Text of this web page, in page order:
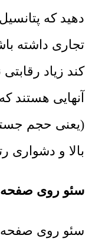
دهید که
تجاری داشته
کند زیاد
آنهایی هستند
(یعنی حجم
بالا و دشواری
سئو روی صفحه
سئو روی